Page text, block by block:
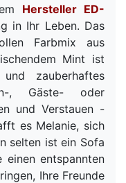
Hersteller ED-
in Ihr Leben. Das
Farbmix aus
Mint ist
zauberhaftes
, Gäste- oder
und Verstauen -
es Melanie, sich
selten ist ein Sofa
entspannten
Ihre Freunde